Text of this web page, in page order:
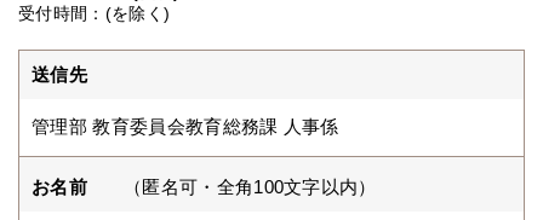
受付時間：(を除く)
送信先
管理部 教育委員会教育総務課 人事係
お名前 （匿名可・全角100文字以内）